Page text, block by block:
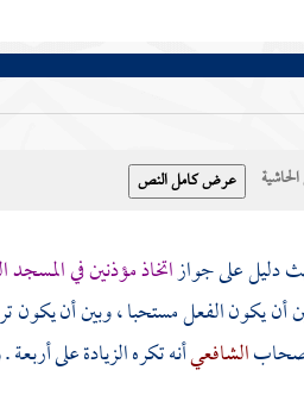
دليل على جوازاتخاذ مؤذنين في المسجد
أن يكون الفعل مستحبا ، وبين أن يكون
الشافعيأنه تكره الزيادة على